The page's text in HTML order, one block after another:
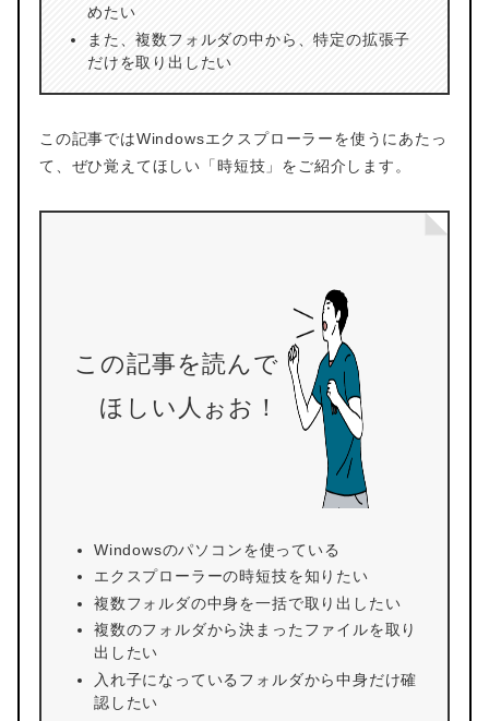
めたい
また、複数フォルダの中から、特定の拡張子
だけを取り出したい
この記事ではWindowsエクスプローラーを使うにあたっ
て、ぜひ覚えてほしい「時短技」をご紹介します。
この記事を読んで
ほしい人ぉお！
Windowsのパソコンを使っている
エクスプローラーの時短技を知りたい
複数フォルダの中身を一括で取り出したい
複数のフォルダから決まったファイルを取り
出したい
入れ子になっているフォルダから中身だけ確
認したい